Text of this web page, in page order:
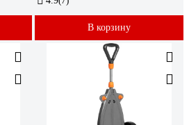
В корзину